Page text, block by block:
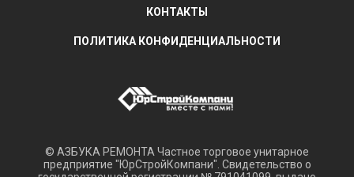
КОНТАКТЫ
ПОЛИТИКА КОНФИДЕНЦИАЛЬНОСТИ
© АЗБУКА РЕМОНТА Частное торговое унитарное
предприятие "ЮрСтройКомпани". Свидетельство о